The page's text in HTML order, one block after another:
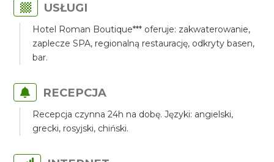
USŁUGI
Hotel Roman Boutique*** oferuje: zakwaterowanie,
zaplecze SPA, regionalną restaurację, odkryty basen,
bar.
RECEPCJA
Recepcja czynna 24h na dobę. Języki: angielski,
grecki, rosyjski, chiński.